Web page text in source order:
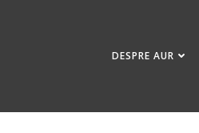
DESPRE AUR